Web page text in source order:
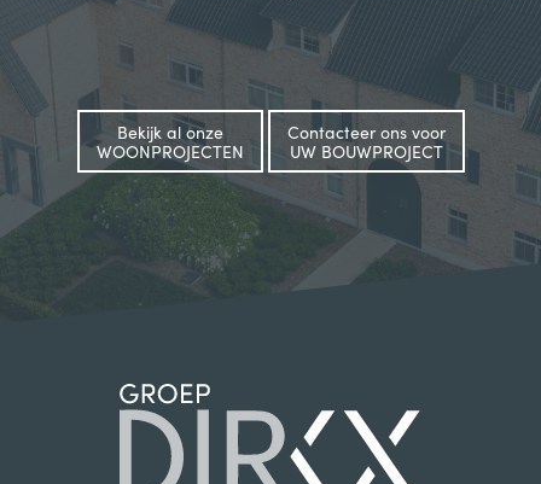
Robin
All-round medewerker
Bekijk al onze
WOONPROJECTEN
Contacteer ons voor
UW BOUWPROJECT